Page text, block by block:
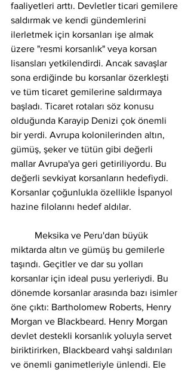
faaliyetleri arttı. Devletler ticari gemilere
saldırmak ve kendi gündemlerini
ilerletmek için korsanları işe almak
üzere "resmi korsanlık" veya korsan
lisansları yetkilendirdi. Ancak savaşlar
sona erdiğinde bu korsanlar özerkleşti
ve tüm ticaret gemilerine saldırmaya
başladı. Ticaret rotaları söz konusu
olduğunda Karayip Denizi çok önemli
bir yerdi. Avrupa kolonilerinden altın,
gümüş, şeker ve tütün gibi değerli
mallar Avrupa'ya geri getiriliyordu. Bu
değerli sevkiyat korsanların hedefiydi.
Korsanlar çoğunlukla özellikle İspanyol
hazine filolarını hedef aldılar.
miktarda altın ve gümüş bu gemilerle
taşındı. Geçitler ve dar su yolları
korsanlar için ideal pusu yerleriydi. Bu
dönemde korsanlar arasında bazı isimler
öne çıktı: Bartholomew Roberts, Henry
Morgan ve Blackbeard. Henry Morgan
devlet destekli korsanlık yoluyla servet
biriktirirken, Blackbeard vahşi saldırıları
ve önemli ganimetleriyle ünlendi. Ele